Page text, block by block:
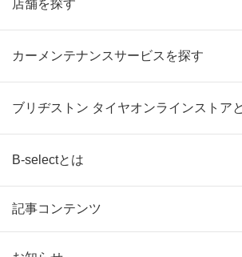
店舗を探す
カーメンテナンスサービスを探す
ブリヂストン タイヤオンラインストア
B-selectとは
記事コンテンツ